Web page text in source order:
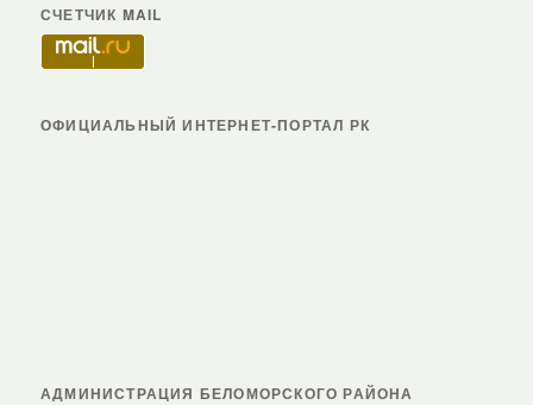
СЧЕТЧИК MAIL
ОФИЦИАЛЬНЫЙ ИНТЕРНЕТ-ПОРТАЛ РК
АДМИНИСТРАЦИЯ БЕЛОМОРСКОГО РАЙОНА